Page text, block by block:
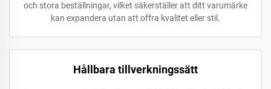
och stora beställningar, vilket säkerställer att ditt varumärke
kan expandera utan att offra kvalitet eller stil.
Hållbara tillverkningssätt